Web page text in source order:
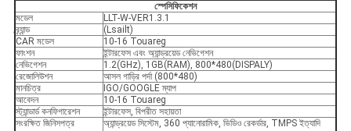
স্পেসিফিকেশন
মডেল
LLT-W-VER1.3.1
ব্র্যান্ড
(Lsailt)
CAR মডেল
10-16 Touareg
ফাংশন
ইন্টারফেস এবং অ্যান্ড্রয়েড নেভিগেশন
নেভিগেশন
1.2(GHz), 1GB(RAM), 800*480(DISPALY)
রেজোলিউশন
আসল গাড়ির পর্দা (800*480)
মানচিত্র
IGO/GOOGLE ম্যাপ
আবেদন
10-16 Touareg
স্ট্যান্ডার্ড কনফিগারেশন
ইন্টারফেস, বিপরীত সহায়তা
সংরক্ষিত জিনিসপত্র
অ্যান্ড্রয়েড সিস্টেম, 360 প্যানোরামিক, ভিডিও রেকর্ডার, TMPS ইত্যাদি